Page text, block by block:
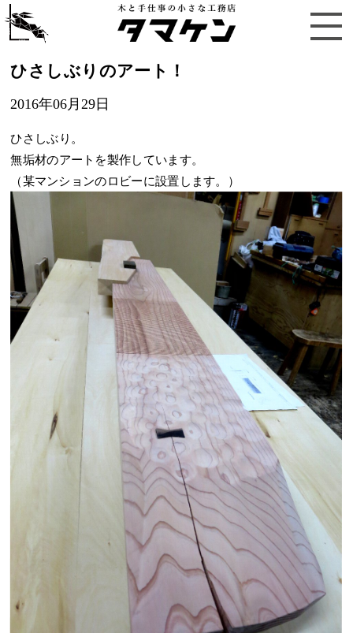
ひさしぶりのアート！
2016年06月29日
ひさしぶり。
無垢材のアートを製作しています。
（某マンションのロビーに設置します。）